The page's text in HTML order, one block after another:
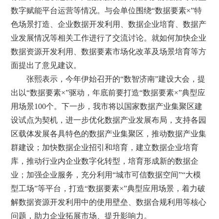
数字赋能平台运营等情况。与会单位围绕“数据要素×”特
色场景打造、企业数据开发利用、数据企业培育、数据产
业发展情况等相关工作进行了交流讨论。就如何加快企业
数据资源开发利用、数据要素市场化改革及场景培育等方
面提出了意见建议。
张熙表示，今年伊始召开的“数智济南”建设大会，提
出以“数据要素×”驱动，年底前要打造“数据要素×”典型应
用场景100个。下一步，我市将以国家数据产业集聚区建
设试点为契机，进一步优化数据产业发展布局，支持各园
区载体发展各具特色的数据产业集聚区，推动数据产业集
群建设；加快数据企业招引和培育，建立数据企业培育
库，推动行业内企业数字化转型，培育形成新的数据企
业；加强企业服务，充分利用“城市可信数据空间”“大模
型工场”等平台，打造“数据要素×”典型应用场景，着力破
解数据资源开发利用中的使用壁垒、数据合规利用等核心
问题，助力企业拓展市场、提升影响力。